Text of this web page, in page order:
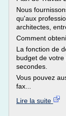
Nous
qu'aux
architectes,
Comment
La fonction de
budget de
secondes.
Vous pouvez
fax...
Lire la suite